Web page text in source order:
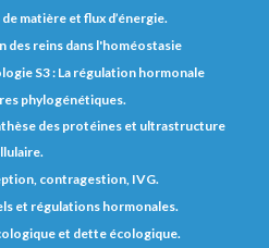
matière et flux d’énergie.
des reins dans l'homéostasie
S3 : La régulation hormonale
phylogénétiques.
des protéines et ultrastructure
contragestion, IVG.
et régulations hormonales.
et dette écologique.